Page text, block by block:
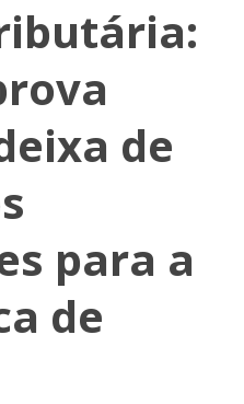
de
para a
de